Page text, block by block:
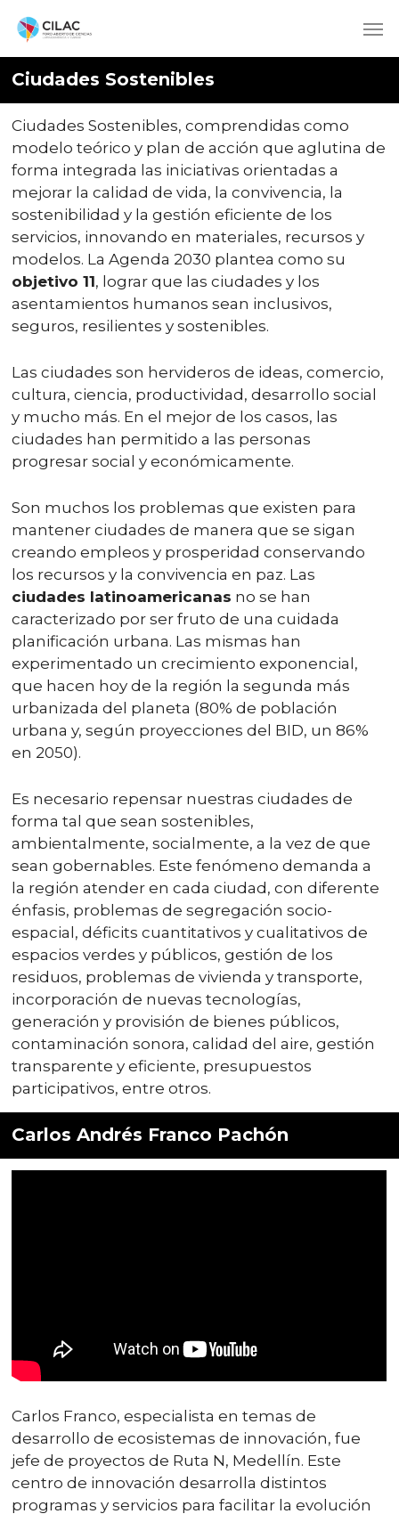
Ciudades Sostenibles
Ciudades Sostenibles, comprendidas como
modelo teórico y plan de acción que aglutina de
forma integrada las iniciativas orientadas a
mejorar la calidad de vida, la convivencia, la
sostenibilidad y la gestión eficiente de los
servicios, innovando en materiales, recursos y
modelos. La Agenda 2030 plantea como su
objetivo 11, lograr que las ciudades y los
asentamientos humanos sean inclusivos,
seguros, resilientes y sostenibles.
Las ciudades son hervideros de ideas, comercio,
cultura, ciencia, productividad, desarrollo social
y mucho más. En el mejor de los casos, las
ciudades han permitido a las personas
progresar social y económicamente.
Son muchos los problemas que existen para
mantener ciudades de manera que se sigan
creando empleos y prosperidad conservando
los recursos y la convivencia en paz. Las
ciudades latinoamericanas no se han
caracterizado por ser fruto de una cuidada
planificación urbana. Las mismas han
experimentado un crecimiento exponencial,
que hacen hoy de la región la segunda más
urbanizada del planeta (80% de población
urbana y, según proyecciones del BID, un 86%
en 2050).
Es necesario repensar nuestras ciudades de
forma tal que sean sostenibles,
ambientalmente, socialmente, a la vez de que
sean gobernables. Este fenómeno demanda a
la región atender en cada ciudad, con diferente
énfasis, problemas de segregación socio-
espacial, déficits cuantitativos y cualitativos de
espacios verdes y públicos, gestión de los
residuos, problemas de vivienda y transporte,
incorporación de nuevas tecnologías,
generación y provisión de bienes públicos,
contaminación sonora, calidad del aire, gestión
transparente y eficiente, presupuestos
participativos, entre otros.
Carlos Andrés Franco Pachón
Carlos Franco, especialista en temas de
desarrollo de ecosistemas de innovación, fue
jefe de proyectos de Ruta N, Medellín. Este
centro de innovación desarrolla distintos
programas y servicios para facilitar la evolución